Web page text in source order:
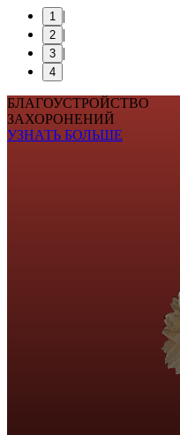
1 |
2 |
3 |
4
БЛАГОУСТРОЙСТВО
ЗАХОРОНЕНИЙ
УЗНАТЬ БОЛЬШЕ